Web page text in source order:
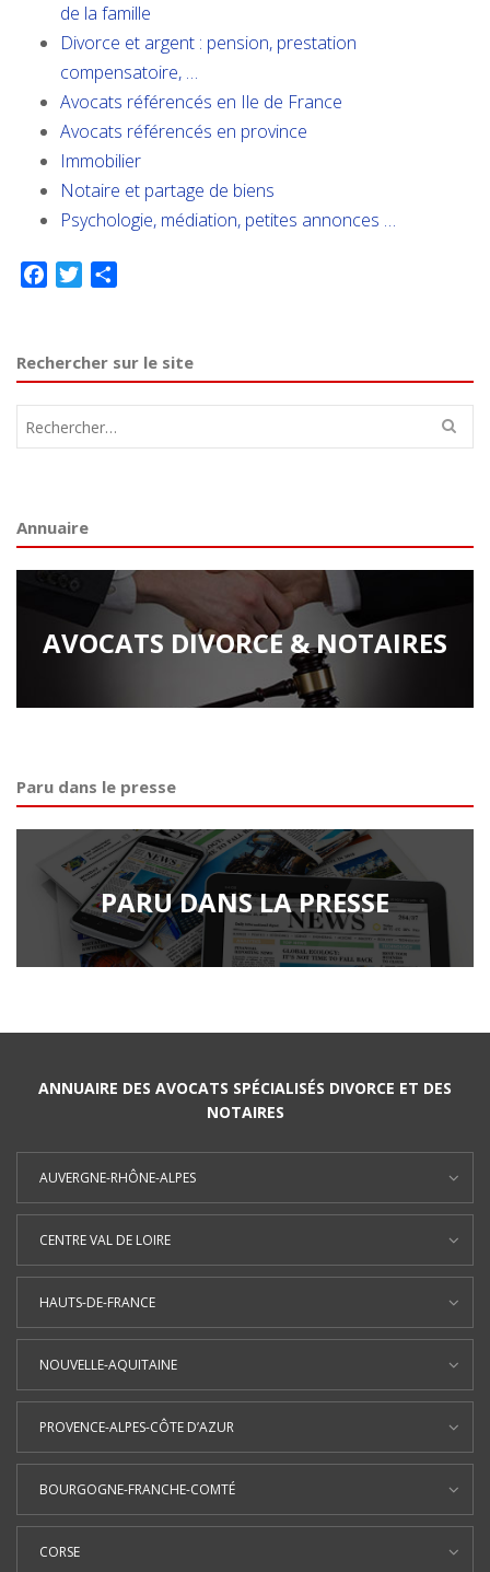
de la famille
Divorce et argent : pension, prestation
compensatoire, …
Avocats référencés en Ile de France
Avocats référencés en province
Immobilier
Notaire et partage de biens
Psychologie, médiation, petites annonces …
Facebook
Twitter
Rechercher sur le site
Annuaire
AVOCATS DIVORCE & NOTAIRES
Paru dans le presse
PARU DANS LA PRESSE
ANNUAIRE DES AVOCATS SPÉCIALISÉS DIVORCE ET DES
NOTAIRES
AUVERGNE-RHÔNE-ALPES
CENTRE VAL DE LOIRE
HAUTS-DE-FRANCE
NOUVELLE-AQUITAINE
PROVENCE-ALPES-CÔTE D’AZUR
BOURGOGNE-FRANCHE-COMTÉ
CORSE